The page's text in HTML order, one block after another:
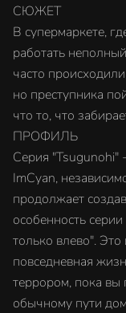
СЮЖЕТ
В супермаркете,
работать
часто
но преступника
что то, что
ПРОФИЛЬ
Серия "Tsugunohi"
ImCyan,
продолжает
особенность
только влево".
повседневная
террором, пока вы
обычному пути